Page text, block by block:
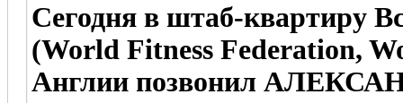
Сегодня в штаб-квартиру
(World Fitness Federation,
Англии позвонил